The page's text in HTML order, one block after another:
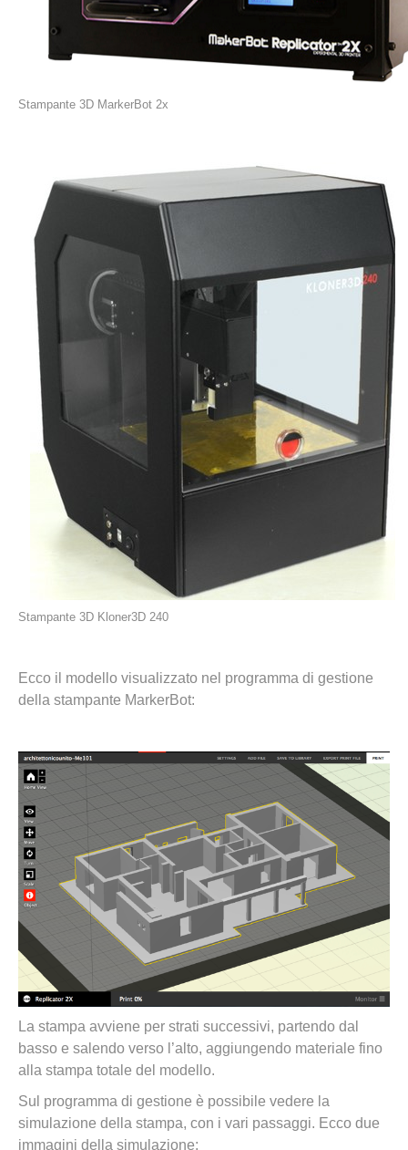
Stampante 3D MarkerBot 2x
Stampante 3D Kloner3D 240
Ecco il modello visualizzato nel programma di gestione
della stampante MarkerBot:
La stampa avviene per strati successivi, partendo dal
basso e salendo verso l’alto, aggiungendo materiale fino
alla stampa totale del modello.
Sul programma di gestione è possibile vedere la
simulazione della stampa, con i vari passaggi. Ecco due
immagini della simulazione: